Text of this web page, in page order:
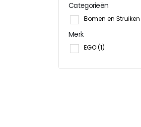
Categorieën
Bomen en Struiken
Merk
EGO(1)